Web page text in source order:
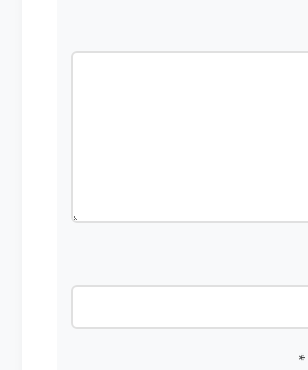
*